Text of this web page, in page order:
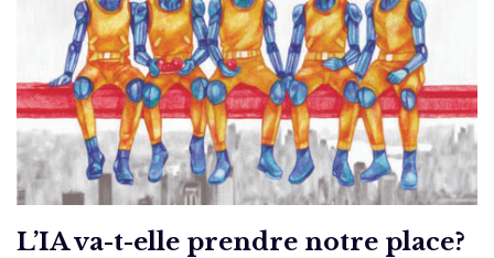
L’IA va-t-elle prendre notre place?